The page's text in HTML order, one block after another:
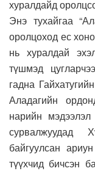
хуралдайд
Энэ тухайгаа
оролцоход ес
нь хуралдай
түшмэд
гадна
Аладагийн
нарийн
сурвалжуудад
байгуулсан
түүхчид бичсэн